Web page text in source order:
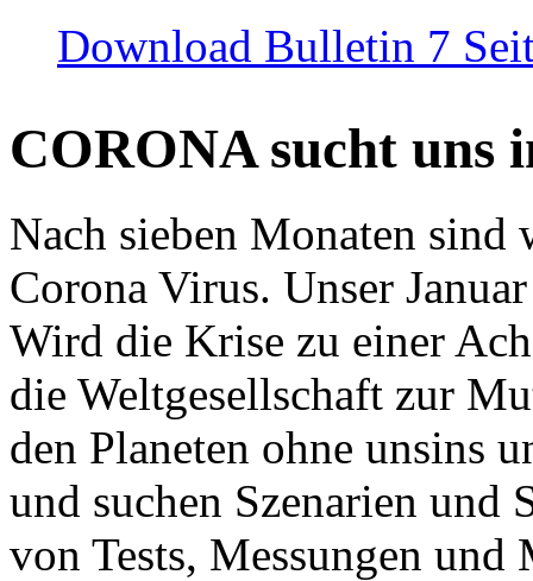
Download Bulletin 7
CORONA sucht uns
Nach sieben Monaten
Corona Virus. Unser
Wird die Krise zu einer
die Weltgesellschaft zur
den Planeten ohne unsins
und suchen Szenarien und
von Tests, Messungen und